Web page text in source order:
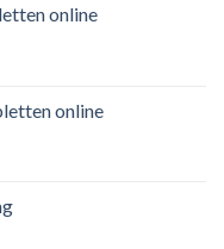
online
online